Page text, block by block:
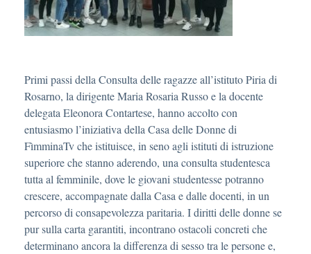
Primi passi della Consulta delle ragazze all’istituto Piria di
Rosarno, la dirigente Maria Rosaria Russo e la docente
delegata Eleonora Contartese, hanno accolto con
entusiasmo l’iniziativa della Casa delle Donne di
FìmminaTv che istituisce, in seno agli istituti di istruzione
superiore che stanno aderendo, una consulta studentesca
tutta al femminile, dove le giovani studentesse potranno
crescere, accompagnate dalla Casa e dalle docenti, in un
percorso di consapevolezza paritaria. I diritti delle donne se
pur sulla carta garantiti, incontrano ostacoli concreti che
determinano ancora la differenza di sesso tra le persone e,